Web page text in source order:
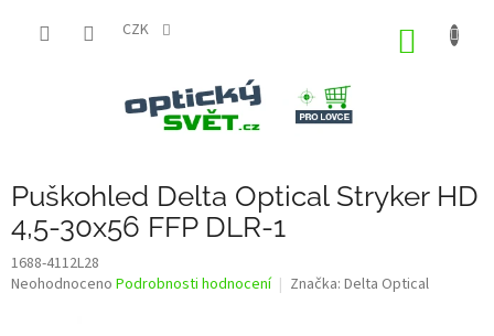
CZK
Puškohled Delta Optical Stryker HD
4,5-30x56 FFP DLR-1
1688-4112L28
Průměrné
Neohodnoceno Podrobnosti hodnocení Značka: Delta Optical